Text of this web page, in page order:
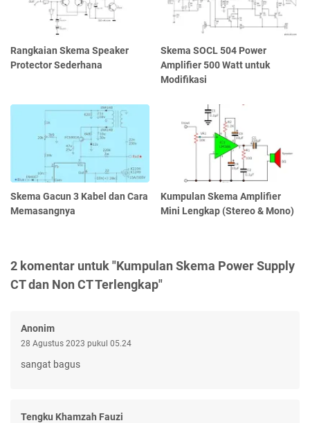
Rangkaian Skema Speaker
Protector Sederhana
Skema SOCL 504 Power
Amplifier 500 Watt untuk
Modifikasi
Skema Gacun 3 Kabel dan Cara
Memasangnya
Kumpulan Skema Amplifier
Mini Lengkap (Stereo & Mono)
2 komentar untuk "Kumpulan Skema Power Supply
CT dan Non CT Terlengkap"
Anonim
28 Agustus 2023 pukul 05.24
sangat bagus
Tengku Khamzah Fauzi